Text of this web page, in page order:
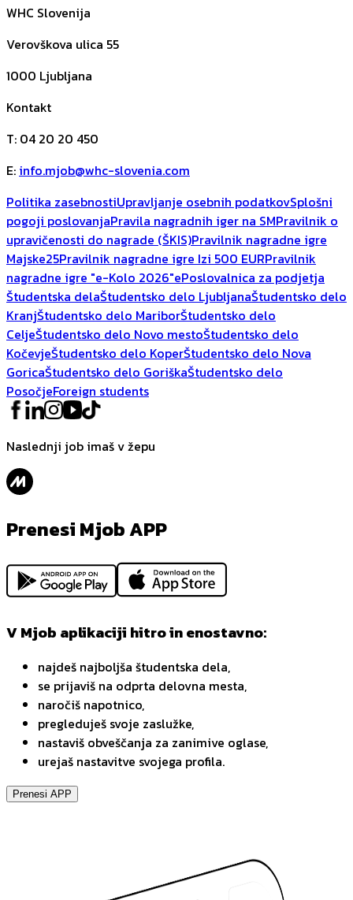
WHC Slovenija
Verovškova ulica 55
1000 Ljubljana
Kontakt
T: 04 20 20 450
E: info.mjob@whc-slovenia.com
Politika zasebnostiUpravljanje osebnih podatkovSplošni
pogoji poslovanjaPravila nagradnih iger na SMPravilnik o
upravičenosti do nagrade (ŠKIS)Pravilnik nagradne igre
Majske25Pravilnik nagradne igre Izi 500 EURPravilnik
nagradne igre "e-Kolo 2026"ePoslovalnica za podjetja
Študentska delaŠtudentsko delo LjubljanaŠtudentsko delo
KranjŠtudentsko delo MariborŠtudentsko delo
CeljeŠtudentsko delo Novo mestoŠtudentsko delo
KočevjeŠtudentsko delo KoperŠtudentsko delo Nova
GoricaŠtudentsko delo GoriškaŠtudentsko delo
PosočjeForeign students
Naslednji job imaš v žepu
Prenesi Mjob APP
V Mjob aplikaciji hitro in enostavno:
najdeš najboljša študentska dela,
se prijaviš na odprta delovna mesta,
naročiš napotnico,
pregleduješ svoje zaslužke,
nastaviš obveščanja za zanimive oglase,
urejaš nastavitve svojega profila.
Prenesi APP